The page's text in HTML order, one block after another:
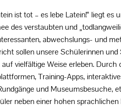
ist tot – es lebe Latein!“ liegt es
des verstaubten und
abwechslungs- und
sollen unsere Schülerinnen
vielfältige Weise erleben. Durch
Training-Apps,
und Museumsbesuche,
neben einer hohen